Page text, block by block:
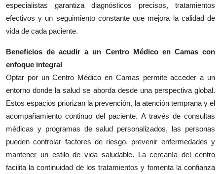
especialistas garantiza diagnósticos precisos, tratamientos
efectivos y un seguimiento constante que mejora la calidad de
vida de cada paciente.
Beneficios de acudir a un Centro Médico en Camas con
enfoque integral
Optar por un Centro Médico en Camas permite acceder a un
entorno donde la salud se aborda desde una perspectiva global.
Estos espacios priorizan la prevención, la atención temprana y el
acompañamiento continuo del paciente. A través de consultas
médicas y programas de salud personalizados, las personas
pueden controlar factores de riesgo, prevenir enfermedades y
mantener un estilo de vida saludable. La cercanía del centro
facilita la continuidad de los tratamientos y fomenta la confianza